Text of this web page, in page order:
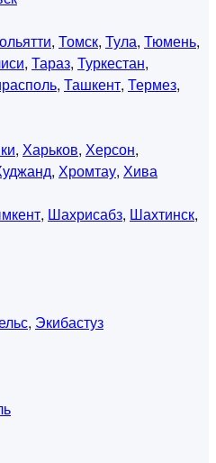
, Томск, Тула, Тюмень,
, Тараз, Туркестан,
, Ташкент, Термез,
, Харьков, Херсон,
, Хромтау, Хива
, Шахрисабз, Шахтинск,
, Экибастуз